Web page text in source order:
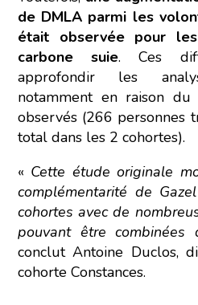
de DMLA parmi les
était observée pour
carbone suie. Ces
approfondir les
notamment en raison
observés (266 personnes
total dans les 2 cohortes).
« Cette étude originale
complémentarité de
cohortes avec de
pouvant être combinées
conclut Antoine Duclos,
cohorte Constances.